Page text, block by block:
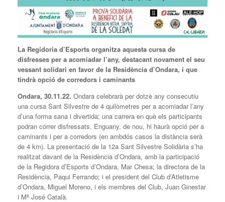
La Regidoria d’Esports organitza aquesta cursa de
disfresses per a acomiadar l’any, destacant novament el seu
vessant solidari en favor de la Residència d’Ondara, i que
tindrà opció de corredors i caminants
Ondara, 30.11.22. Ondara celebrarà per dotzè any consecutiu
una cursa Sant Silvestre de 4 quilòmetres per a acomiadar l’any
d’una forma sana i divertida; una carrera en què els participants
podran córrer disfressats. Enguany, de nou, hi haurà opció per a
caminants i per a corredors (en ambdós casos la distància serà
de 4 km). La presentació de la 12a Sant Silvestre Solidària s’ha
realitzat davant de la Residència d’Ondara, amb la participació
de la Regidora d’Esports d’Ondara, Mar Chesa; la directora de la
Residència, Paqui Ferrando; i el president del Club d’Atletisme
d’Ondara, Miguel Moreno, i els membres del Club, Juan Ginestar
i Mª José Català.